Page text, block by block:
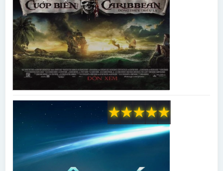
★
★
★
★
★